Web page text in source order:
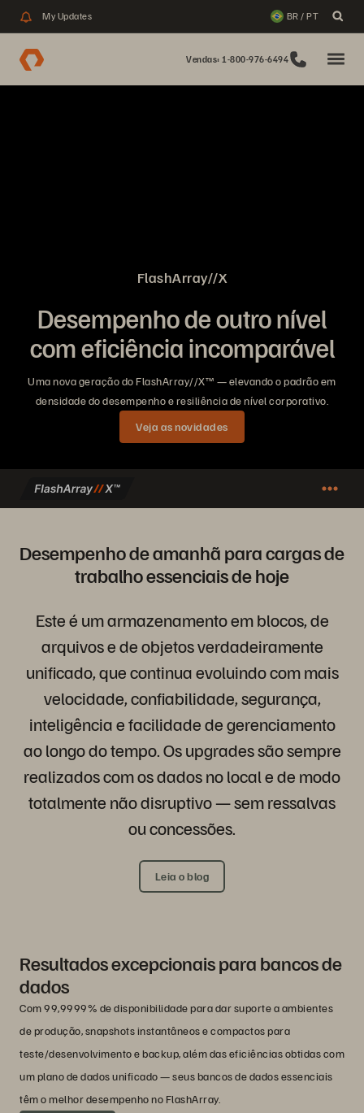
My Updates BR / PT
Vendas: 1-800-976-6494
FlashArray//X
Desempenho de outro nível
com eficiência incomparável
Uma nova geração do FlashArray//X™ — elevando o padrão em
densidade do desempenho e resiliência de nível corporativo.
Veja as novidades
Desempenho de amanhã para cargas de
trabalho essenciais de hoje
Este é um armazenamento em blocos, de
arquivos e de objetos verdadeiramente
unificado, que continua evoluindo com mais
velocidade, confiabilidade, segurança,
inteligência e facilidade de gerenciamento
ao longo do tempo. Os upgrades são sempre
realizados com os dados no local e de modo
totalmente não disruptivo — sem ressalvas
ou concessões.
Leia o blog
Resultados excepcionais para bancos de
dados
Com 99,9999% de disponibilidade para dar suporte a ambientes
de produção, snapshots instantâneos e compactos para
teste/desenvolvimento e backup, além das eficiências obtidas com
um plano de dados unificado — seus bancos de dados essenciais
têm o melhor desempenho no FlashArray.